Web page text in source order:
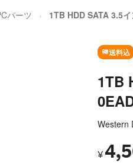
パーツ 1TB HDD SATA 3.5
送料込
1TB
Western
¥